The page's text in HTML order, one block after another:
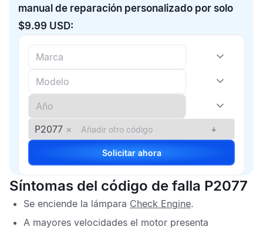
manual de reparación personalizado por solo
$9.99 USD:
P2077 × +
Solicitar ahora
Síntomas del código de falla P2077
Se enciende la lámpara Check Engine.
A mayores velocidades el motor presenta